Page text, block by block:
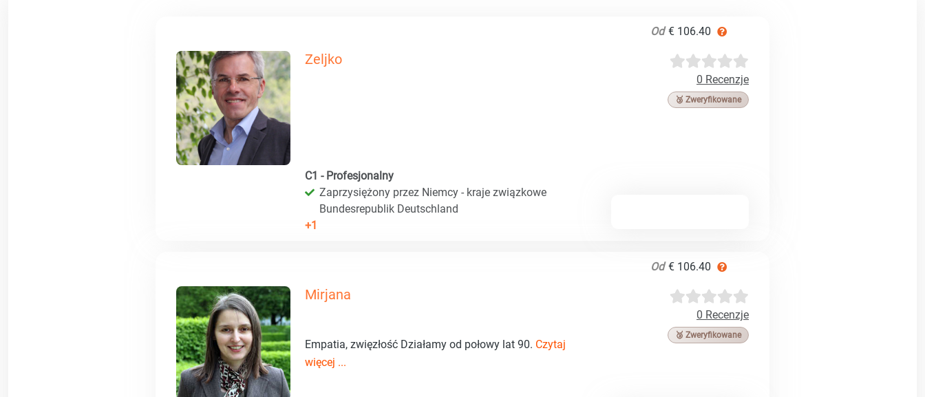
Od€ 106.40
Zeljko
0 Recenzje
🥉 Zweryfikowane
C1 - Profesjonalny
Zaprzysiężony przez Niemcy - kraje związkowe
Bundesrepublik Deutschland
+1
Od€ 106.40
Mirjana
0 Recenzje
🥉 Zweryfikowane
Empatia, zwięzłość Działamy od połowy lat 90. Czytaj
więcej ...